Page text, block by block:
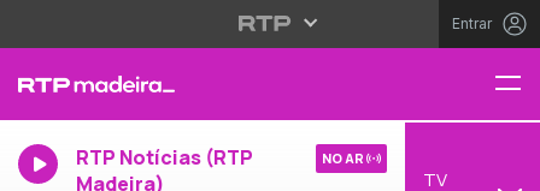
Entrar
RTP Notícias (RTP
Madeira)
NO AR
TV